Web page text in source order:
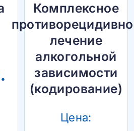
Комплексное
лечение
алкогольной
зависимости
(кодирование)
Цена: